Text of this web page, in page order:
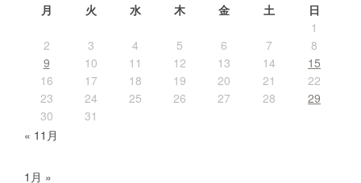
月 火 水 木 金 土
日
1
2
3 4 5 6 7
8
9
10 11 12 13 14
15
16
17 18 19 20 21
22
23
24 25 26 27 28
29
30
31
« 11月
1月 »